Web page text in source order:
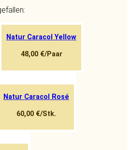
Natur Caracol Yellow
48,00 €/Paar
Natur Caracol Rosé
60,00 €/Stk.